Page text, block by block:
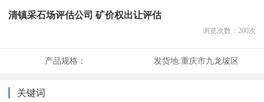
清镇采石场评估公司 矿价权出让评估
浏览次数： 200次
产品规格： 发货地:重庆市九龙坡区
关键词